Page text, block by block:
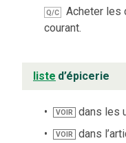
Q/C
Acheter les
courant.
liste d’épicerie
VOIR dans les
VOIR dans